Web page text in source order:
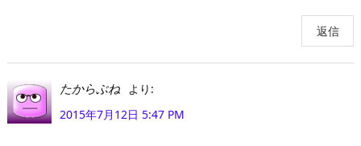
返信
たからぶね
より:
2015年7月12日 5:47 PM